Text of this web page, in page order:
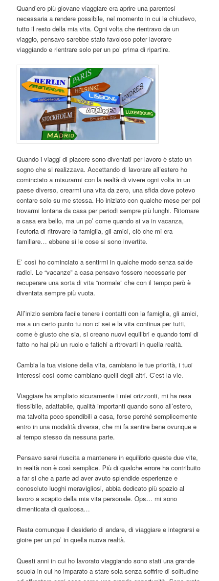
Quand’ero più giovane viaggiare era aprire una parentesi
necessaria a rendere possibile, nel momento in cui la chiudevo,
tutto il resto della mia vita. Ogni volta che rientravo da un
viaggio, pensavo sarebbe stato favoloso poter lavorare
viaggiando e rientrare solo per un po’ prima di ripartire.
Quando i viaggi di piacere sono diventati per lavoro è stato un
sogno che si realizzava. Accettando di lavorare all’estero ho
cominciato a misurarmi con la realtà di vivere ogni volta in un
paese diverso, crearmi una vita da zero, una sfida dove potevo
contare solo su me stessa. Ho iniziato con qualche mese per poi
trovarmi lontana da casa per periodi sempre più lunghi. Ritornare
a casa era bello, ma un po’ come quando si va in vacanza,
l’euforia di ritrovare la famiglia, gli amici, ciò che mi era
familiare… ebbene si le cose si sono invertite.
E’ così ho cominciato a sentirmi in qualche modo senza salde
radici. Le “vacanze” a casa pensavo fossero necessarie per
recuperare una sorta di vita “normale” che con il tempo però è
diventata sempre più vuota.
All’inizio sembra facile tenere i contatti con la famiglia, gli amici,
ma a un certo punto tu non ci sei e la vita continua per tutti,
come è giusto che sia, si creano nuovi equilibri e quando torni di
fatto no hai più un ruolo e fatichi a ritrovarti in quella realtà.
Cambia la tua visione della vita, cambiano le tue priorità, i tuoi
interessi così come cambiano quelli degli altri. C’est la vie.
Viaggiare ha ampliato sicuramente i miei orizzonti, mi ha resa
flessibile, adattabile, qualità importanti quando sono all’estero,
ma talvolta poco spendibili a casa, forse perché semplicemente
entro in una modalità diversa, che mi fa sentire bene ovunque e
al tempo stesso da nessuna parte.
Pensavo sarei riuscita a mantenere in equilibrio queste due vite,
in realtà non è così semplice. Più di qualche errore ha contribuito
a far si che a parte ad aver avuto splendide esperienze e
conosciuto luoghi meravigliosi, abbia dedicato più spazio al
lavoro a scapito della mia vita personale. Ops… mi sono
dimenticata di qualcosa…
Resta comunque il desiderio di andare, di viaggiare e integrarsi e
gioire per un po’ in quella nuova realtà.
Questi anni in cui ho lavorato viaggiando sono stati una grande
scuola in cui ho imparato a stare sola senza soffrire di solitudine